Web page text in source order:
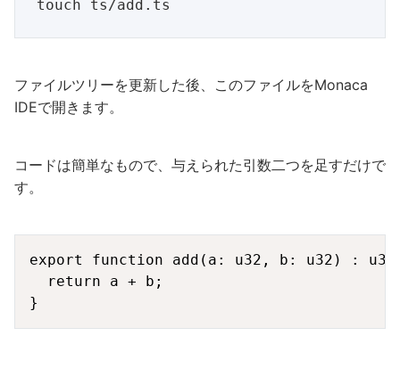
ファイルツリーを更新した後、このファイルをMonaca
IDEで開きます。
コードは簡単なもので、与えられた引数二つを足すだけで
す。
export function add(a: u32, b: u32) :
  return a + b;